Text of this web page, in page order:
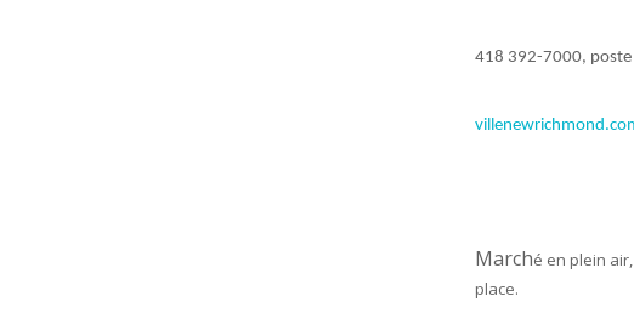
418 392-7000,
Marché en plein
place.